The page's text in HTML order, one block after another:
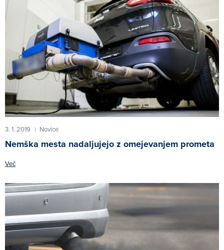
3. 1. 2019 | Novice
Nemška mesta nadaljujejo z omejevanjem prometa
Več